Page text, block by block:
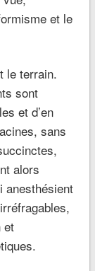
et le
le terrain.
sont
et d’en
sans
alors
anesthésient
et